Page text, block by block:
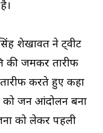
शेखावत ने ट्वीट
की जमकर तारीफ
तारीफ करते हुए कहा
को जन आंदोलन बना
को लेकर पहली